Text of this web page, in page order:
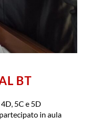
BT
5C e 5D
in aula